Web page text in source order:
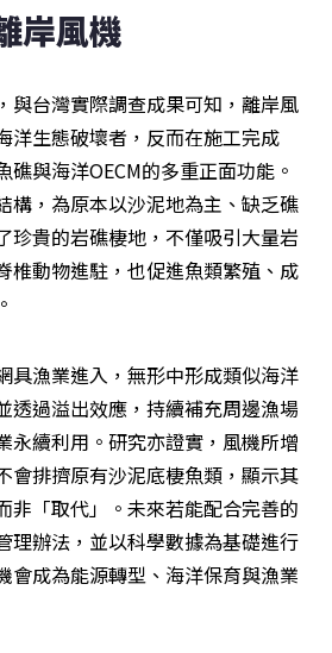
岸風機
與台灣實際調查成果可知，離岸風
洋生態破壞者，反而在施工完成
與海洋OECM的多重正面功能。
構，為原本以沙泥地為主、缺乏礁
珍貴的岩礁棲地，不僅吸引大量岩
椎動物進駐，也促進魚類繁殖、成
具漁業進入，無形中形成類似海洋
透過溢出效應，持續補充周邊漁場
永續利用。研究亦證實，風機所增
會排擠原有沙泥底棲魚類，顯示其
非「取代」。未來若能配合完善的
理辦法，並以科學數據為基礎進行
會成為能源轉型、海洋保育與漁業